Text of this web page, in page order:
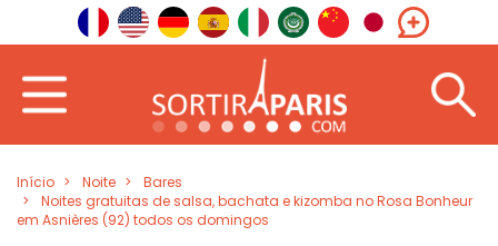
Início Noite
Bares
Noites gratuitas de salsa, bachata e kizomba no Rosa Bonheur
em Asnières (92) todos os domingos